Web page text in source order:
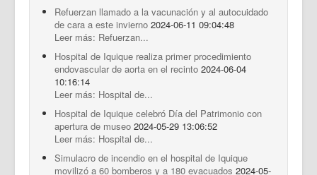
Refuerzan llamado a la vacunación y al autocuidado
de cara a este invierno 2024-06-11 09:04:48
Leer más: Refuerzan...
Hospital de Iquique realiza primer procedimiento
endovascular de aorta en el recinto 2024-06-04
10:16:14
Leer más: Hospital de...
Hospital de Iquique celebró Día del Patrimonio con
apertura de museo 2024-05-29 13:06:52
Leer más: Hospital de...
Simulacro de incendio en el hospital de Iquique
movilizó a 60 bomberos y a 180 evacuados 2024-05-